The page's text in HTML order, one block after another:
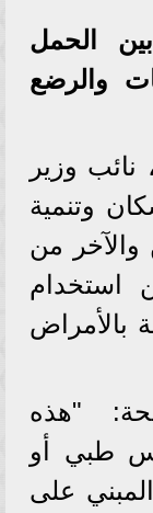
الحمل
والرضع
نائب وزير
وتنمية
والآخر من
استخدام
بالأمراض
"هذه
طبي أو
على